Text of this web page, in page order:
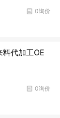
0询价
代加工OE
0询价